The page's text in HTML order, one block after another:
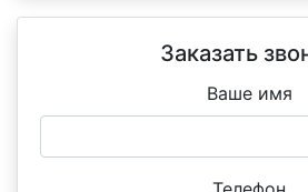
Заказать
Ваше имя